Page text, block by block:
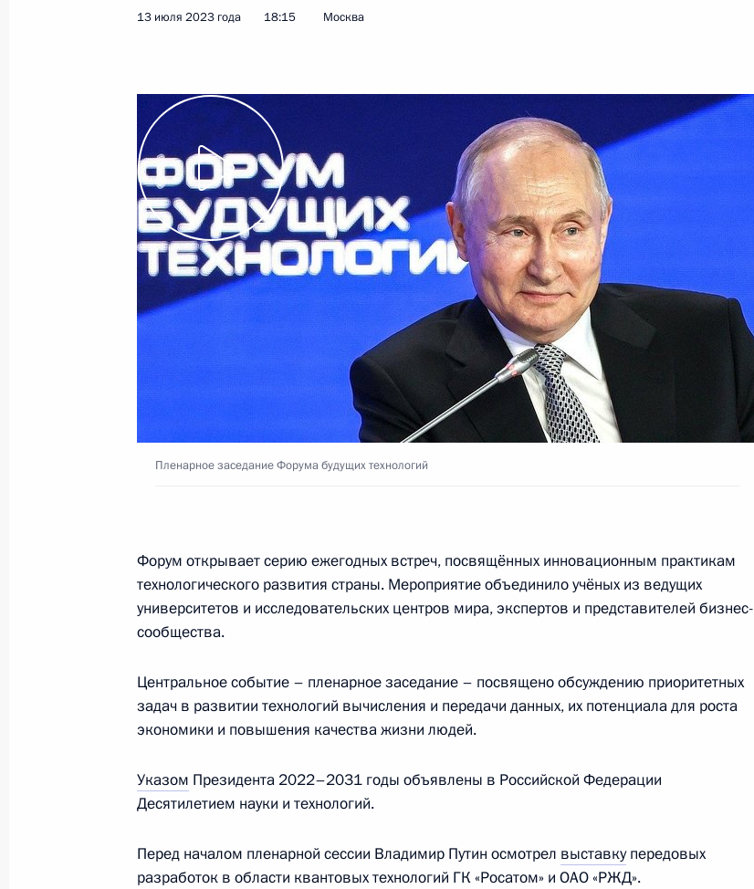
21 сентября 2023 года, 18:30
Встреча с молодыми учёными-ядерщиками
8 сентября 2023 года, 21:40
Перечень поручений по итогам встречи с учёными и пленарного
заседания Форума будущих технологий
Заседание комиссии Госсовета по направлению «Наука»
23 августа 2023 года, 14:00
Подписан Указ о порядке разработки и корректировки прогноза
научно-технологического развития Российской Федерации
17 августа 2023 года, 15:50
Встреча с главой госкорпорации «Ростех» Сергеем Чемезовым
7 августа 2023 года, 14:10
Подписан закон, определяющий правовые основы деятельности
4 августа 2023 года, 19:50
13 июля 2023 года 18:15 Москва
Пленарное заседание Форума будущих технологий
Форум открывает серию ежегодных встреч, посвящённых инновационным практикам
технологического развития страны. Мероприятие объединило учёных из ведущих
университетов и исследовательских центров мира, экспертов и представителей бизнес-
сообщества.
Центральное событие – пленарное заседание – посвящено обсуждению приоритетных
задач в развитии технологий вычисления и передачи данных, их потенциала для роста
экономики и повышения качества жизни людей.
Указом Президента 2022–2031 годы объявлены в Российской Федерации
Десятилетием науки и технологий.
Перед началом пленарной сессии Владимир Путин осмотрел выставкупередовых
разработок в области квантовых технологий ГК «Росатом» и ОАО «РЖД».